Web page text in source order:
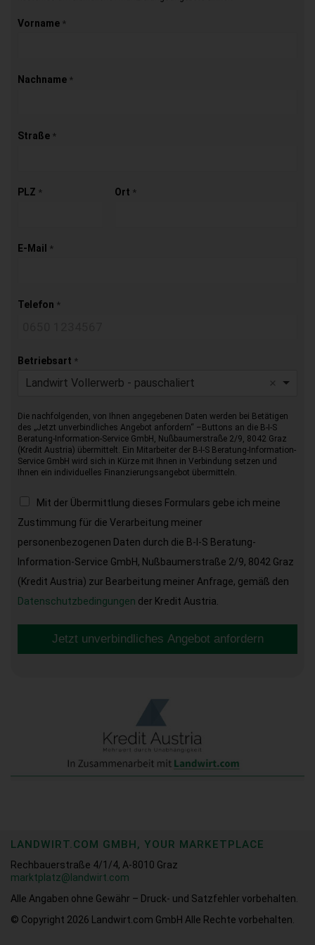
Vorname *
Nachname *
Straße *
PLZ * Ort *
E-Mail *
Telefon *
Betriebsart *
Landwirt Vollerwerb - pauschaliert
Die nachfolgenden, von Ihnen angegebenen Daten werden bei Betätigen
des „Jetzt unverbindliches Angebot anfordern“ –Buttons an die B-I-S
Beratung-Information-Service GmbH, Nußbaumerstraße 2/9, 8042 Graz
(Kredit Austria) übermittelt. Ein Mitarbeiter der B-I-S Beratung-Information-
Service GmbH wird sich in Kürze mit Ihnen in Verbindung setzen und
Ihnen ein individuelles Finanzierungsangebot übermitteln.
Mit der Übermittlung dieses Formulars gebe ich meine
Zustimmung für die Verarbeitung meiner
personenbezogenen Daten durch die B-I-S Beratung-
Information-Service GmbH, Nußbaumerstraße 2/9, 8042 Graz
(Kredit Austria) zur Bearbeitung meiner Anfrage, gemäß den
Datenschutzbedingungen der Kredit Austria.
Jetzt unverbindliches Angebot anfordern
LANDWIRT.COM GMBH, YOUR MARKETPLACE
Rechbauerstraße 4/1/4, A-8010 Graz
marktplatz@landwirt.com
Alle Angaben ohne Gewähr – Druck- und Satzfehler vorbehalten.
© Copyright 2026 Landwirt.com GmbH Alle Rechte vorbehalten.